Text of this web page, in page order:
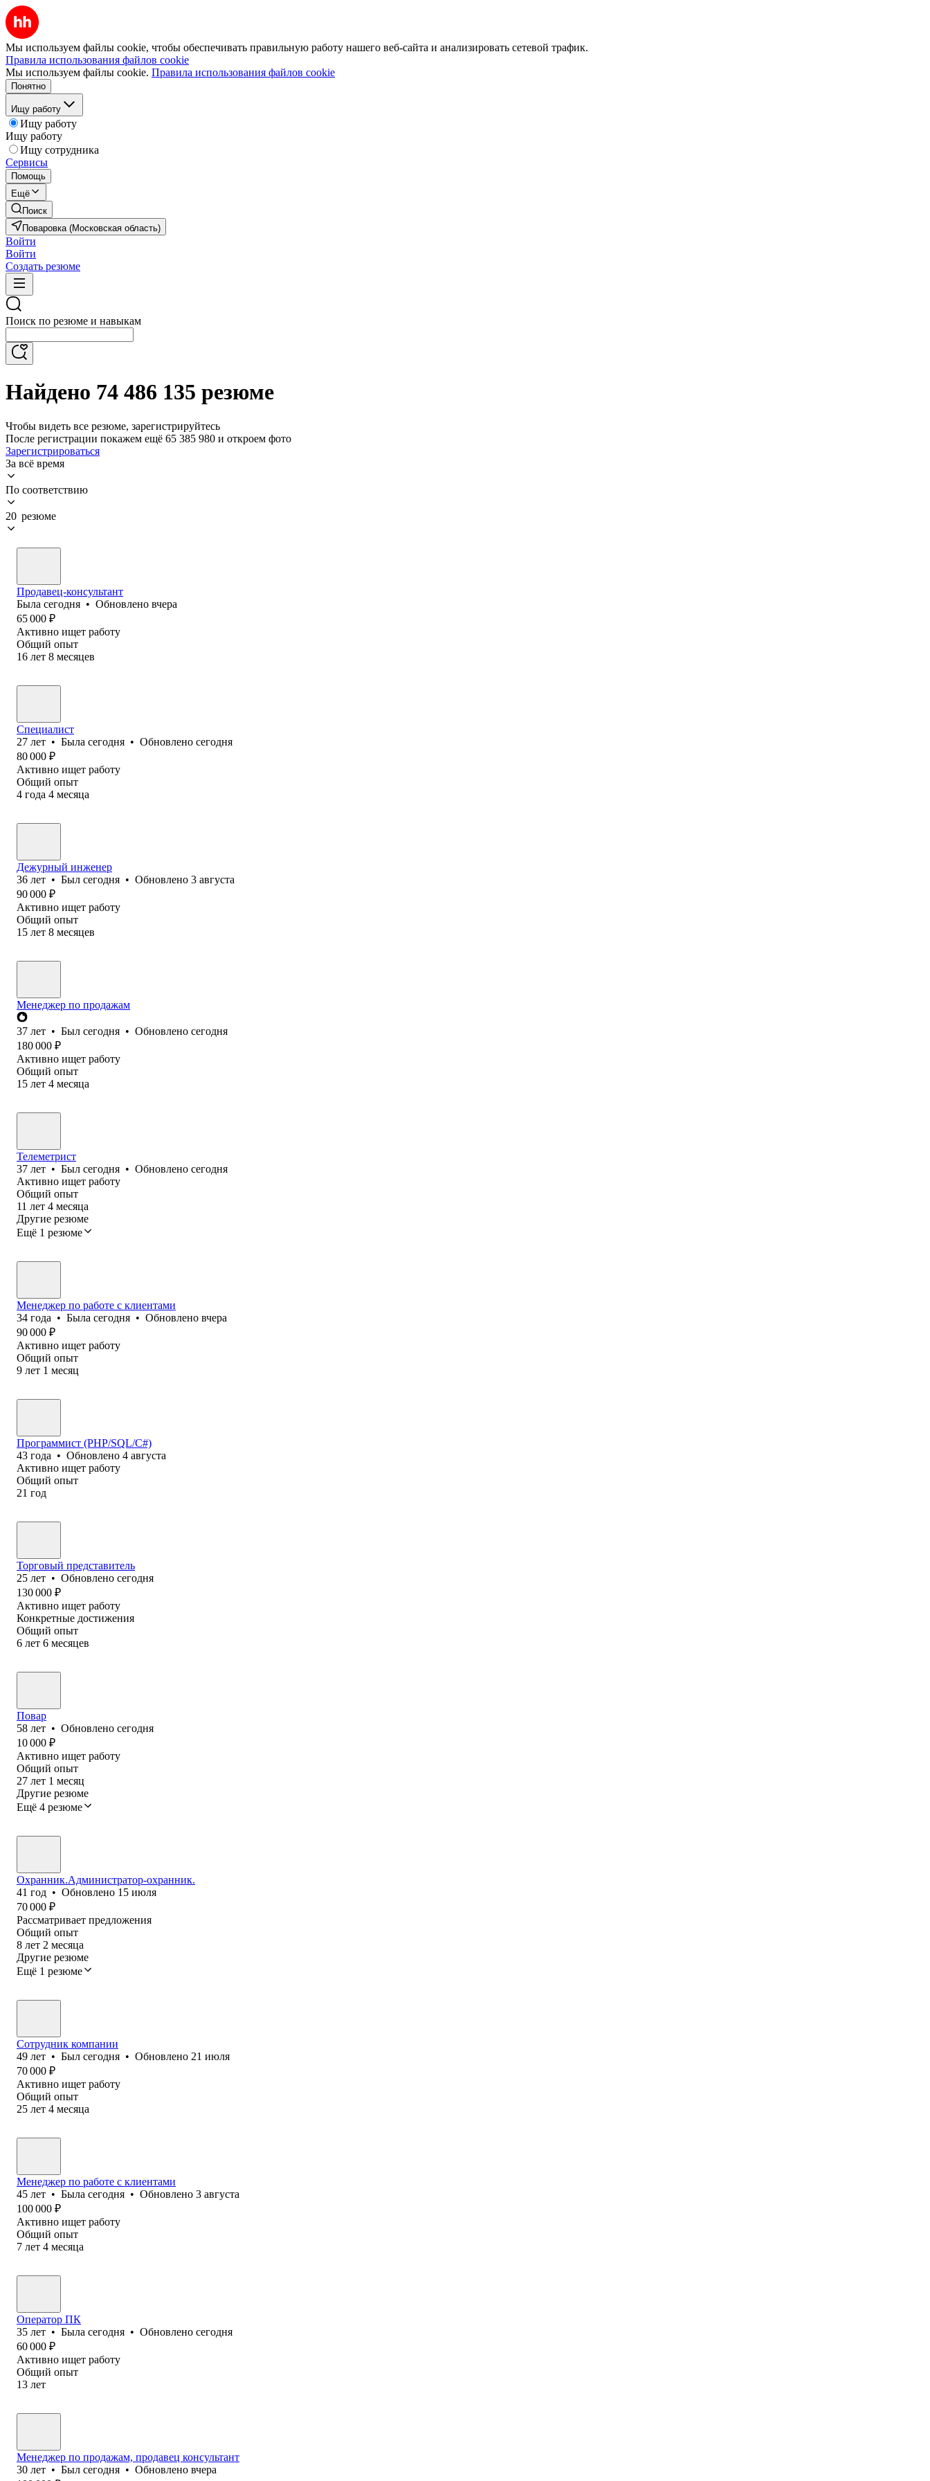
Мы используем файлы cookie, чтобы обеспечивать правильную работу нашего веб-сайта и анализировать сетевой трафик.
Правила использования файлов cookie
Мы используем файлы cookie. Правила использования файлов cookie
Понятно
Ищу работу
Ищу работу
Ищу работу
Ищу сотрудника
Сервисы
Помощь
Ещё
Поиск
Поваровка (Московская область)
Войти
Войти
Создать резюме
Поиск по резюме и навыкам
Найдено 74 486 135 резюме
Чтобы видеть все резюме, зарегистрируйтесь
После регистрации покажем ещё 65 385 980 и откроем фото
Зарегистрироваться
За всё время
По соответствию
20 резюме
Продавец-консультант
Была сегодня • Обновлено вчера
65 000 ₽
Активно ищет работу
Общий опыт
16 лет 8 месяцев
Специалист
27 лет • Была сегодня • Обновлено сегодня
80 000 ₽
Активно ищет работу
Общий опыт
4 года 4 месяца
Дежурный инженер
36 лет • Был сегодня • Обновлено 3 августа
90 000 ₽
Активно ищет работу
Общий опыт
15 лет 8 месяцев
Менеджер по продажам
37 лет • Был сегодня • Обновлено сегодня
180 000 ₽
Активно ищет работу
Общий опыт
15 лет 4 месяца
Телеметрист
37 лет • Был сегодня • Обновлено сегодня
Активно ищет работу
Общий опыт
11 лет 4 месяца
Другие резюме
Ещё 1 резюме
Менеджер по работе с клиентами
34 года • Была сегодня • Обновлено вчера
90 000 ₽
Активно ищет работу
Общий опыт
9 лет 1 месяц
Программист (PHP/SQL/C#)
43 года • Обновлено 4 августа
Активно ищет работу
Общий опыт
21 год
Торговый представитель
25 лет • Обновлено сегодня
130 000 ₽
Активно ищет работу
Конкретные достижения
Общий опыт
6 лет 6 месяцев
Повар
58 лет • Обновлено сегодня
10 000 ₽
Активно ищет работу
Общий опыт
27 лет 1 месяц
Другие резюме
Ещё 4 резюме
Охранник.Администратор-охранник.
41 год • Обновлено 15 июля
70 000 ₽
Рассматривает предложения
Общий опыт
8 лет 2 месяца
Другие резюме
Ещё 1 резюме
Сотрудник компании
49 лет • Был сегодня • Обновлено 21 июля
70 000 ₽
Активно ищет работу
Общий опыт
25 лет 4 месяца
Менеджер по работе с клиентами
45 лет • Была сегодня • Обновлено 3 августа
100 000 ₽
Активно ищет работу
Общий опыт
7 лет 4 месяца
Оператор ПК
35 лет • Была сегодня • Обновлено сегодня
60 000 ₽
Активно ищет работу
Общий опыт
13 лет
Менеджер по продажам, продавец консультант
30 лет • Был сегодня • Обновлено вчера